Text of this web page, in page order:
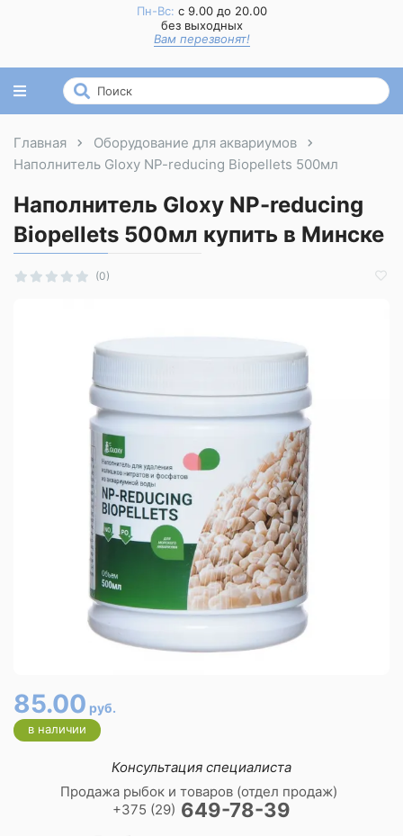
Пн-Вс: с 9.00 до 20.00
без выходных
Вам перезвонят!
Главная
Оборудование для аквариумов
Наполнитель Gloxy NP-reducing Biopellets 500мл
Наполнитель Gloxy NP-reducing
Biopellets 500мл купить в Минске
(0)
85.00 руб.
в наличии
Консультация специалиста
Продажа рыбок и товаров (отдел продаж)
+375 (29) 649-78-39